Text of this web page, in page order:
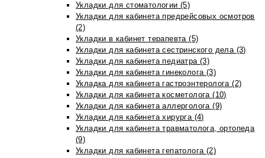
Укладки для стоматологии (5)
Укладки для кабинета предрейсовых осмотров
(2)
Укладки в кабинет терапевта (5)
Укладки для кабинета сестринского дела (3)
Укладки для кабинета педиатра (3)
Укладки для кабинета гинеколога (3)
Укладка для кабинета гастроэнтеролога (2)
Укладки для кабинета косметолога (10)
Укладки для кабинета аллерголога (9)
Укладки для кабинета хирурга (4)
Укладки для кабинета травматолога, ортопеда
(9)
Укладки для кабинета гепатолога (2)